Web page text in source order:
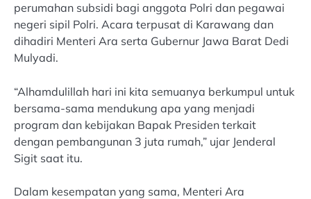
perumahan subsidi bagi anggota Polri dan pegawai
negeri sipil Polri. Acara terpusat di Karawang dan
dihadiri Menteri Ara serta Gubernur Jawa Barat Dedi
Mulyadi.
“Alhamdulillah hari ini kita semuanya berkumpul untuk
bersama-sama mendukung apa yang menjadi
program dan kebijakan Bapak Presiden terkait
dengan pembangunan 3 juta rumah,” ujar Jenderal
Sigit saat itu.
Dalam kesempatan yang sama, Menteri Ara